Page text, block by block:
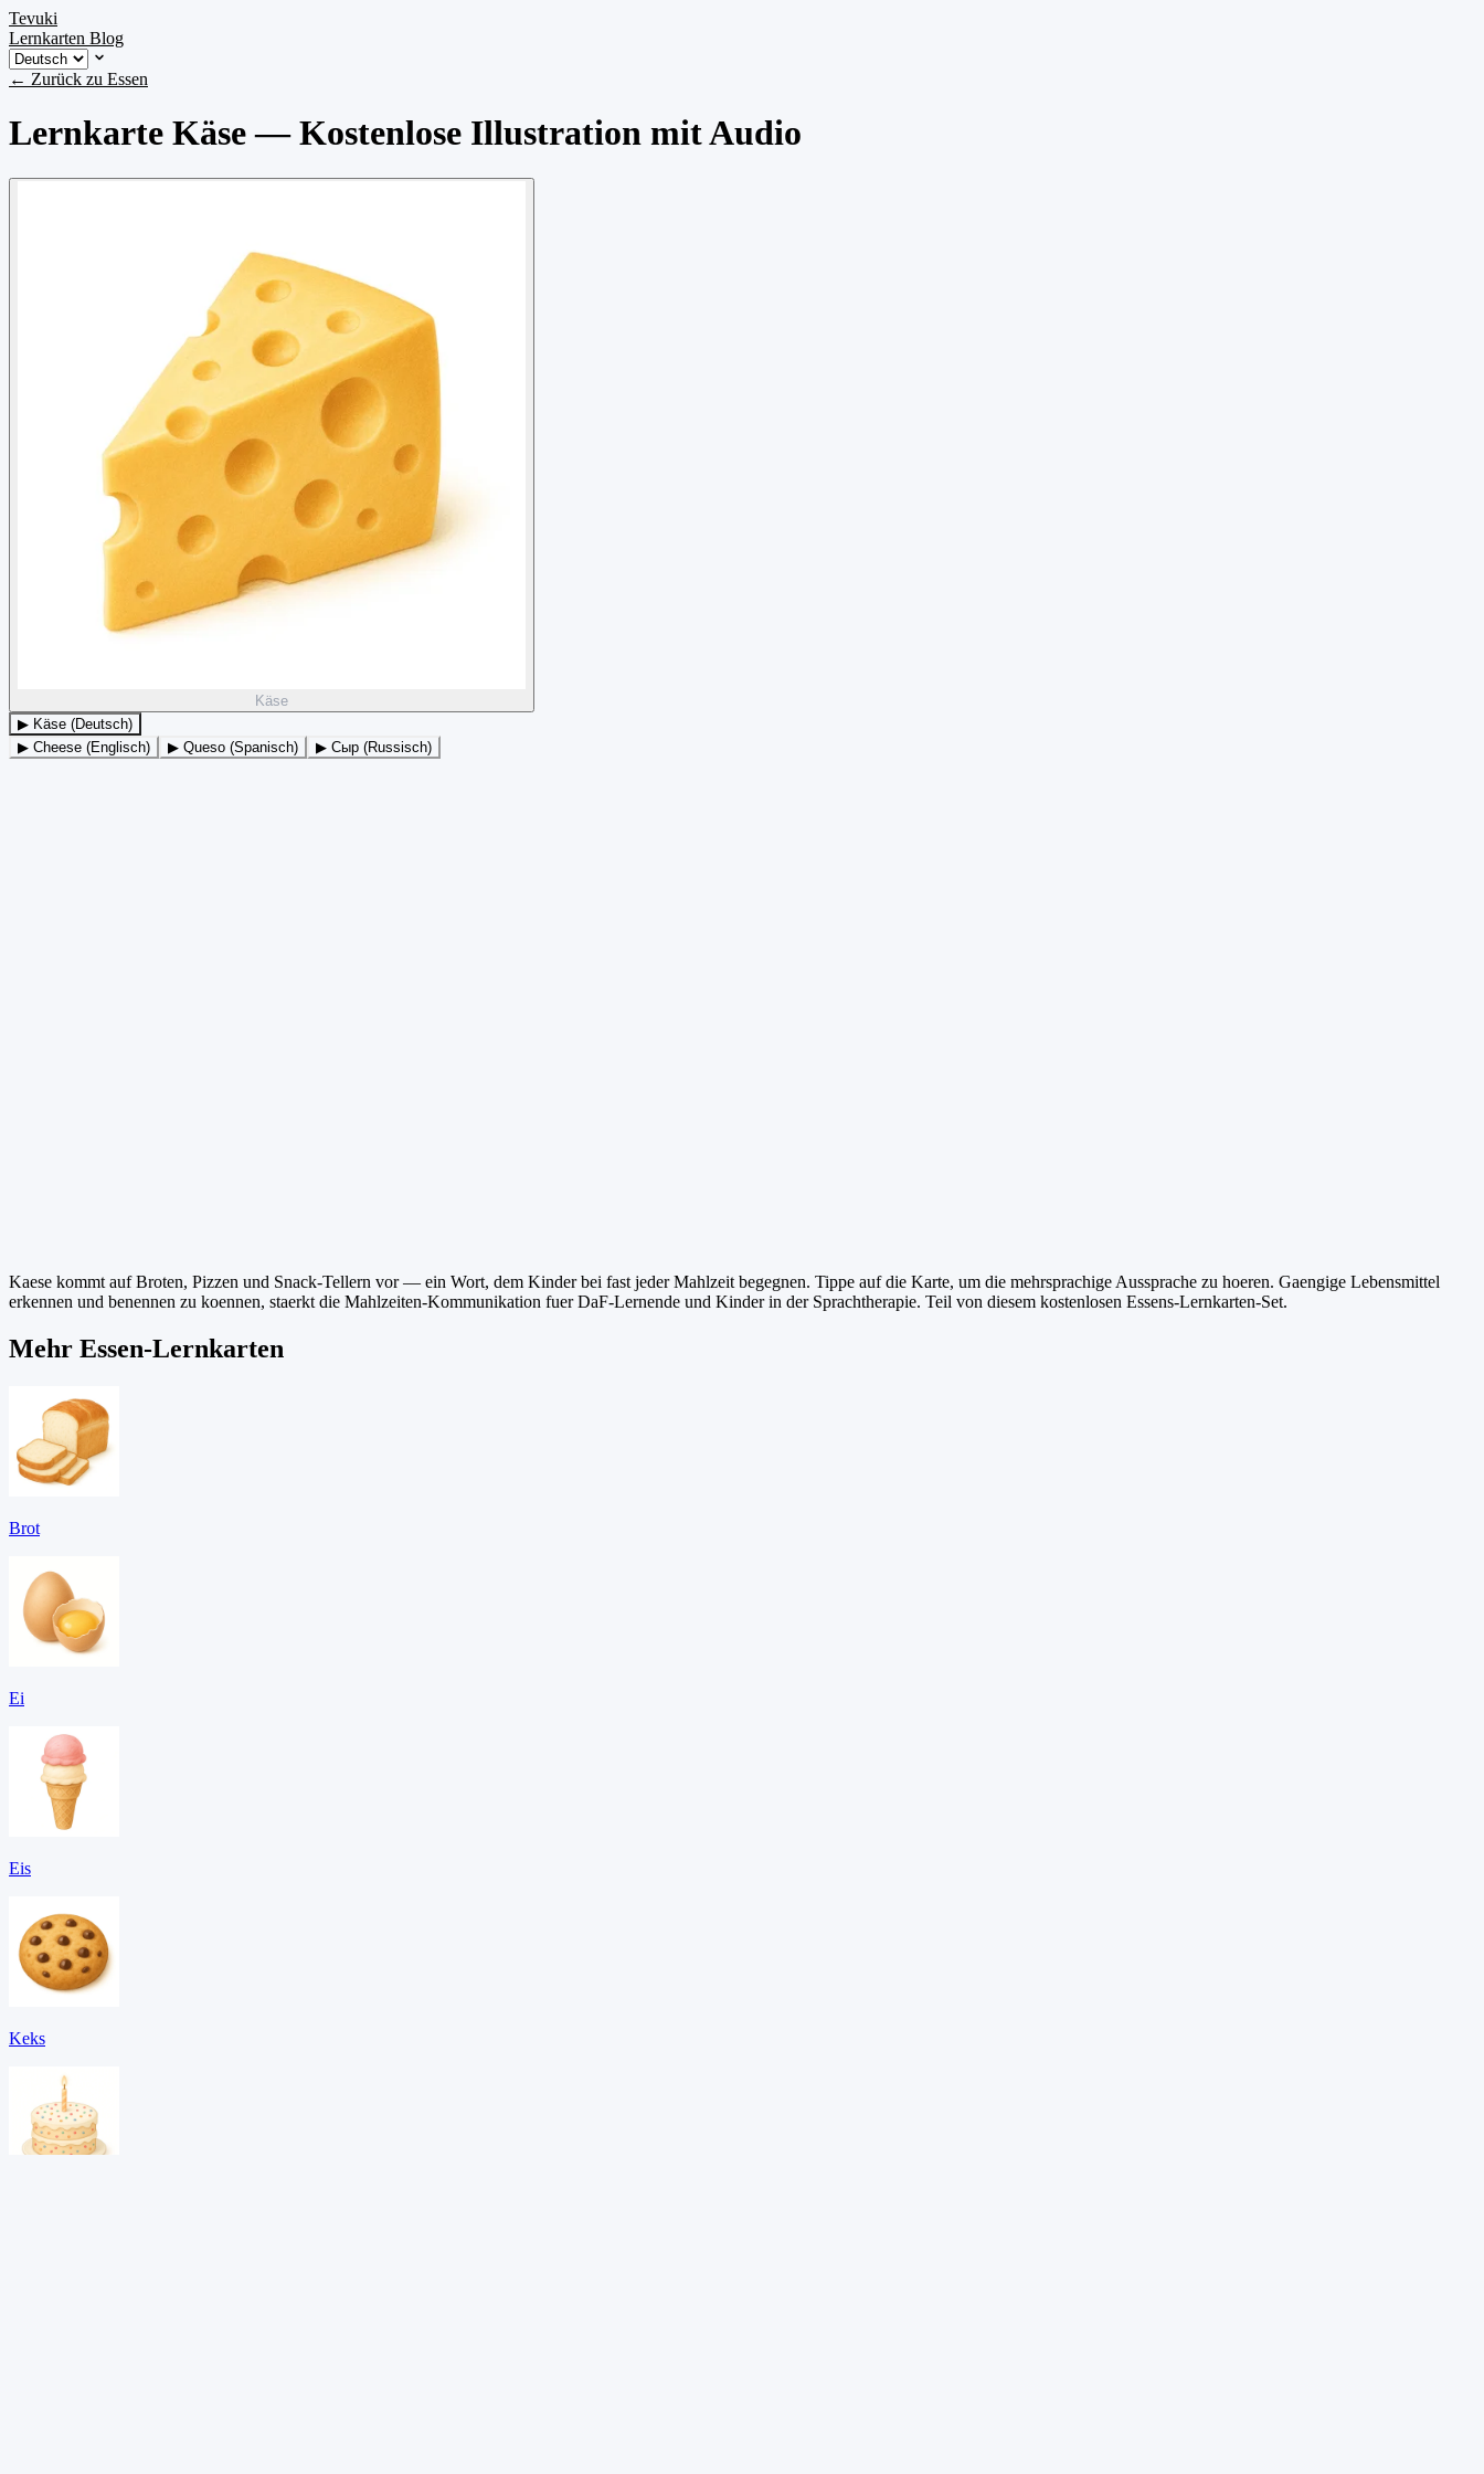
Tevuki
Lernkarten Blog
← Zurück zu Essen
Lernkarte Käse — Kostenlose Illustration mit Audio
Käse
▶ Käse (Deutsch)
▶ Cheese (Englisch)
▶ Queso (Spanisch) ▶ Сыр (Russisch)
Kaese kommt auf Broten, Pizzen und Snack-Tellern vor — ein Wort, dem Kinder bei fast jeder Mahlzeit begegnen. Tippe auf die Karte, um die mehrsprachige Aussprache zu hoeren. Gaengige Lebensmittel
erkennen und benennen zu koennen, staerkt die Mahlzeiten-Kommunikation fuer DaF-Lernende und Kinder in der Sprachtherapie. Teil von diesem kostenlosen Essens-Lernkarten-Set.
Mehr Essen-Lernkarten
Brot
Ei
Eis
Keks